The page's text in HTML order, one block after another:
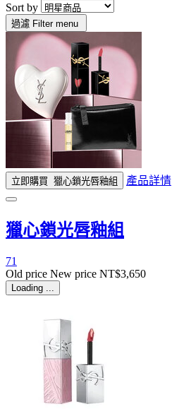
Sort by
過濾 Filter menu
立即購買 獵心鎖光唇釉組 產品詳情
獵心鎖光唇釉組
71
Old price New price NT$3,650
Loading ...